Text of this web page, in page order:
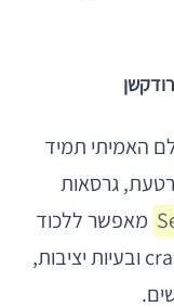
האמיתי תמיד
גרסאות
מאפשר ללכוד
שגיאות בזמן אמת, לעקוב אחרי crashes ובעיות יציבות,